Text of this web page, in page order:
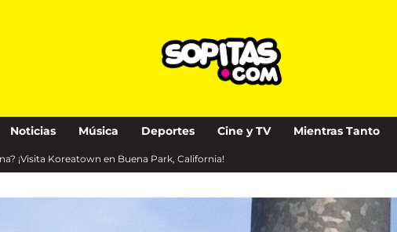
Noticias Música Deportes Cine y TV Mientras Tanto
¡Visita Koreatown en Buena Park, California!